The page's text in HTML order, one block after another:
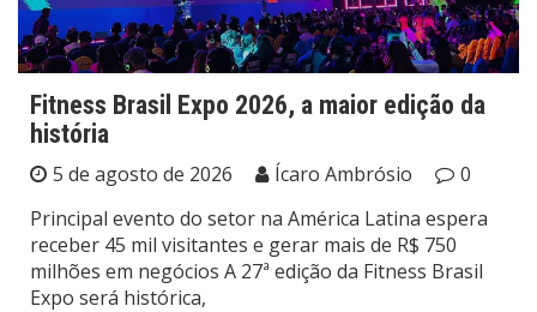
Fitness Brasil Expo 2026, a maior edição da
história
5 de agosto de 2026 Ícaro Ambrósio
0
Principal evento do setor na América Latina espera
receber 45 mil visitantes e gerar mais de R$ 750
milhões em negócios A 27ª edição da Fitness Brasil
Expo será histórica,